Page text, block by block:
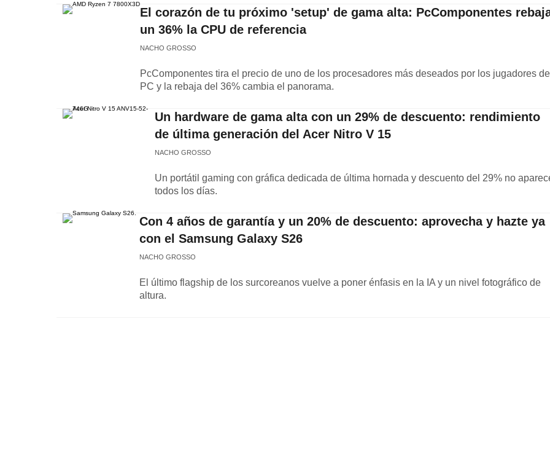
El corazón de tu próximo 'setup' de gama alta: PcComponentes
un 36% la CPU de referencia
NACHO GROSSO
PcComponentes tira el precio de uno de los procesadores más deseados por los jugadores de
PC y la rebaja del 36% cambia el panorama.
Un hardware de gama alta con un 29% de descuento: rendimiento
de última generación del Acer Nitro V 15
NACHO GROSSO
Un portátil gaming con gráfica dedicada de última hornada y descuento del 29% no
todos los días.
Con 4 años de garantía y un 20% de descuento: aprovecha y hazte ya
con el Samsung Galaxy S26
NACHO GROSSO
El último flagship de los surcoreanos vuelve a poner énfasis en la IA y un nivel fotográfico de
altura.